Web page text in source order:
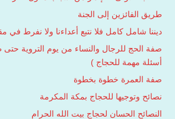
طريق الفائزين إلى الجنة
ديننا شامل كامل فلا نتبع أعداءنا ولا نفرط في
صفة الحج للرجال والنساء من يوم التروية
أسئلة مهمة للحجاج )
صفة العمرة خطوة بخطوة
نصائح وتوجيها للحجاج بمكة المكرمة
النصائح الحسان لحجاج بيت الله الحرام